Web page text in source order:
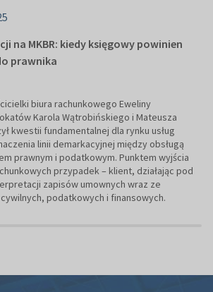
na MKBR: kiedy księgowy powinien
prawnika
biura rachunkowego Eweliny
Karola Wątrobińskiego i Mateusza
kwestii fundamentalnej dla rynku usług
linii demarkacyjnej między obsługą
prawnym i podatkowym. Punktem wyjścia
przypadek – klient, działając pod
zapisów umownych wraz ze
podatkowych i finansowych.